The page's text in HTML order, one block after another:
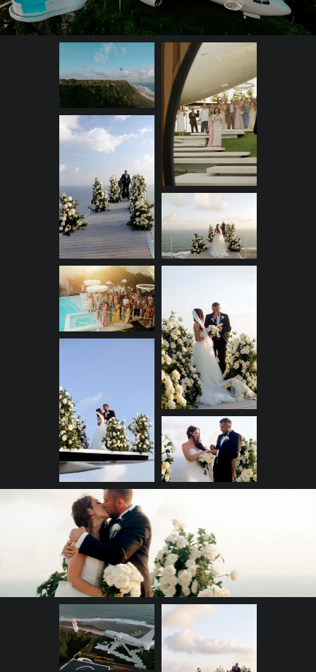
Сначала девичник с Ритой
Дакотой, группой Marselle
и мальчишник на яхте. А затем
и самый главный свадебный
день. Океанский бриз,
балийское солнце, роскошная
свадьба на крыле самолета
на 55 человек, выступления
знаменитых российских
селебрити и дни, полные
любви, радости и настоящей
красоты.
Концепция:
«Координаты любви»
Встреча двух людей, чьи души
предназначены быть вместе,
подобна моменту, когда объект
появляется на экране радара.
Жизненные пути и
обстоятельства столь
удивительным образом
складываются, что «точки
координат» совпадают в
определенный момент
времени. Этот момент судьбы
приводит к свадьбе, где знаки
любви становятся ясными и
видимыми для всех
присутствующих.